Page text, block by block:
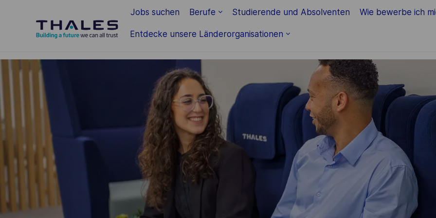
Jobs suchen Berufe Studierende und Absolventen Wie bewerbe ich
Entdecke unsere Länderorganisationen
-